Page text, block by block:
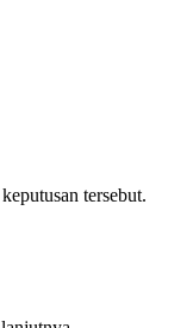
tersebut.